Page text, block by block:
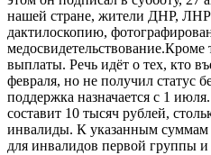
нашей стране, жители ДНР,
дактилоскопию,
выплаты. Речь идёт о тех, кто
февраля, но не получил статус
поддержка назначается с 1
составит 10 тысяч рублей,
инвалиды. К указанным суммам
для инвалидов первой группы